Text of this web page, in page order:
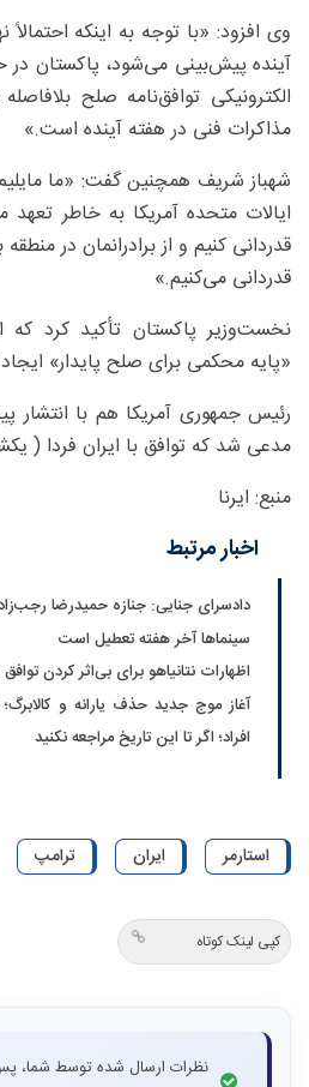
آینده پیش‌بینی می‌شود، پاکستان در
الکترونیکی توافق‌نامه صلح
مذاکرات فنی در هفته آینده است.»
شهباز شریف همچنین گفت: «ما
ایالات متحده آمریکا به خاطر
قدردانی کنیم و از برادرانمان در
قدردانی می‌کنیم.»
نخست‌وزیر پاکستان تأکید کرد که
«پایه محکمی برای صلح پایدار»
رئیس جمهوری آمریکا هم با انتشار
مدعی شد که توافق با ایران فردا (
منبع: ایرنا
اخبار مرتبط
دادسرای جنایی: جنازه حمیدرضا
سینماها آخر هفته تعطیل است
اظهارات نتانیاهو برای بی‌اثر کردن
آغاز موج جدید حذف یارانه و
افراد؛ اگر تا این تاریخ مراجعه نکنید
استارمر ایران ترامپ
کپی لینک کوتاه
نظرات ارسال شده توسط شما،